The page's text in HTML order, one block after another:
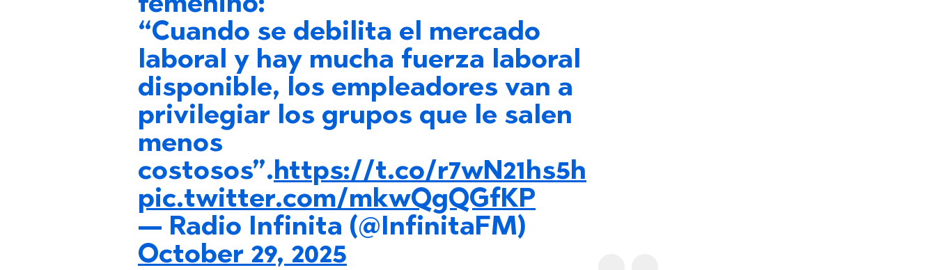
femenino:
“Cuando se debilita el mercado
laboral y hay mucha fuerza laboral
disponible, los empleadores van a
privilegiar los grupos que le salen
menos
costosos”.https://t.co/r7wN21hs5h
pic.twitter.com/mkwQgQGfKP
— Radio Infinita (@InfinitaFM)
October 29, 2025